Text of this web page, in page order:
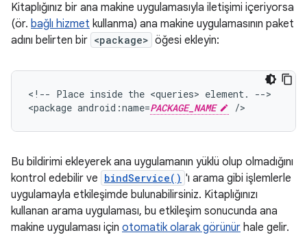
Kitaplığınız bir ana makine uygulamasıyla iletişimi içeriyorsa
(ör. bağlı hizmet kullanma) ana makine uygulamasının paket
adını belirten bir <package> öğesi ekleyin:
<!-- Place inside the <queries> element.
-->
<package android:name=PACKAGE_NAME />
Bu bildirimi ekleyerek ana uygulamanın yüklü olup olmadığını
kontrol edebilir ve bindService() 'ı arama gibi işlemlerle
uygulamayla etkileşimde bulunabilirsiniz. Kitaplığınızı
kullanan arama uygulaması, bu etkileşim sonucunda ana
makine uygulaması için otomatik olarak görünür hale gelir.